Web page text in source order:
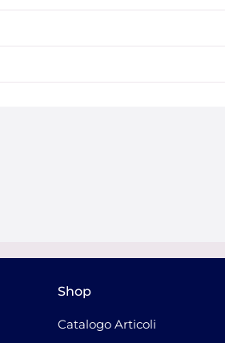
Shop
Catalogo Articoli